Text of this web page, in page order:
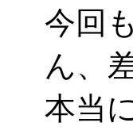
今回
ん、
本当